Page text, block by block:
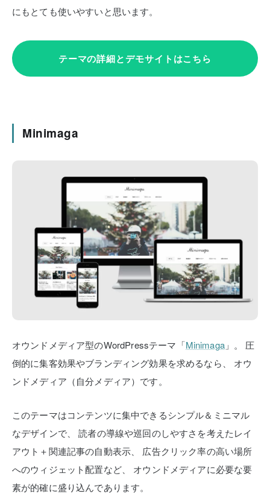
にもとても使いやすいと思います。
テーマの詳細とデモサイトはこちら
Minimaga
オウンドメディア型のWordPressテーマ「Minimaga」。
圧
倒的に集客効果やブランディング効果を求めるなら、
オウ
ンドメディア（自分メディア）です。
このテーマはコンテンツに集中できるシンプル＆ミニマル
なデザインで、
読者の導線や巡回のしやすさを考えたレイ
アウト＋関連記事の自動表示、
広告クリック率の高い場所
へのウィジェット配置など、
オウンドメディアに必要な要
素が的確に盛り込んであります。